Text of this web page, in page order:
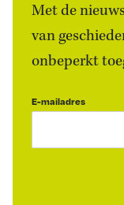
Met de
van
onbeperkt
E-mailadres